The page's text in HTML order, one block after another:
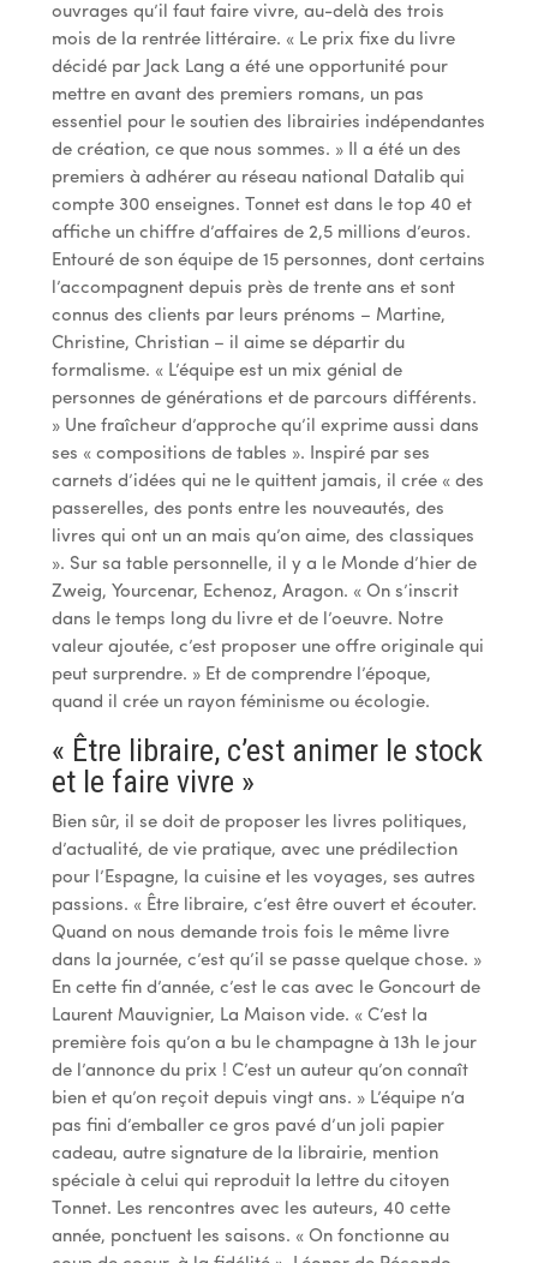
ouvrages qu’il faut faire vivre, au-delà des trois
mois de la rentrée littéraire. « Le prix fixe du livre
décidé par Jack Lang a été une opportunité pour
mettre en avant des premiers romans, un pas
essentiel pour le soutien des librairies indépendantes
de création, ce que nous sommes. » Il a été un des
premiers à adhérer au réseau national Datalib qui
compte 300 enseignes. Tonnet est dans le top 40 et
affiche un chiffre d’affaires de 2,5 millions d’euros.
Entouré de son équipe de 15 personnes, dont certains
l’accompagnent depuis près de trente ans et sont
connus des clients par leurs prénoms – Martine,
Christine, Christian – il aime se départir du
formalisme. « L’équipe est un mix génial de
personnes de générations et de parcours différents.
» Une fraîcheur d’approche qu’il exprime aussi dans
ses « compositions de tables ». Inspiré par ses
carnets d’idées qui ne le quittent jamais, il crée « des
passerelles, des ponts entre les nouveautés, des
livres qui ont un an mais qu’on aime, des classiques
». Sur sa table personnelle, il y a le Monde d’hier de
Zweig, Yourcenar, Echenoz, Aragon. « On s’inscrit
dans le temps long du livre et de l’oeuvre. Notre
valeur ajoutée, c’est proposer une offre originale qui
peut surprendre. » Et de comprendre l’époque,
quand il crée un rayon féminisme ou écologie.
« Être libraire, c’est animer le stock
et le faire vivre »
Bien sûr, il se doit de proposer les livres politiques,
d’actualité, de vie pratique, avec une prédilection
pour l’Espagne, la cuisine et les voyages, ses autres
passions. « Être libraire, c’est être ouvert et écouter.
Quand on nous demande trois fois le même livre
dans la journée, c’est qu’il se passe quelque chose. »
En cette fin d’année, c’est le cas avec le Goncourt de
Laurent Mauvignier, La Maison vide. « C’est la
première fois qu’on a bu le champagne à 13h le jour
de l’annonce du prix ! C’est un auteur qu’on connaît
bien et qu’on reçoit depuis vingt ans. » L’équipe n’a
pas fini d’emballer ce gros pavé d’un joli papier
cadeau, autre signature de la librairie, mention
spéciale à celui qui reproduit la lettre du citoyen
Tonnet. Les rencontres avec les auteurs, 40 cette
année, ponctuent les saisons. « On fonctionne au